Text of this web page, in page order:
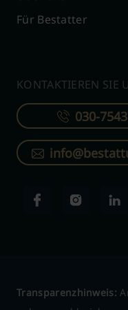
Für Bestatter
KONTAKTIEREN SIE
030-
Transparenzhinweis: